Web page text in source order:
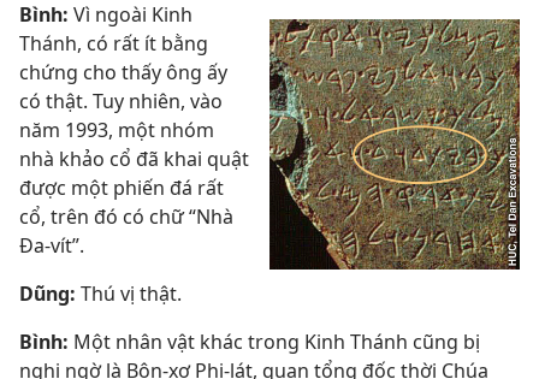
Bình: Vì ngoài Kinh
Thánh, có rất ít bằng
chứng cho thấy ông ấy
có thật. Tuy nhiên, vào
năm 1993, một nhóm
nhà khảo cổ đã khai quật
được một phiến đá rất
cổ, trên đó có chữ “Nhà
Đa-vít”.
Dũng: Thú vị thật.
Bình: Một nhân vật khác trong Kinh Thánh cũng bị
nghi ngờ là Bôn-xơ Phi-lát, quan tổng đốc thời Chúa